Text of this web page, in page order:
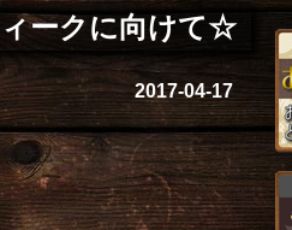
ークに向けて☆
2017-04-17